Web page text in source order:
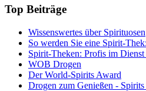
Top Beiträge
Wissenswertes über Spirituosen
So werden Sie eine Spirit-
Spirit-Theken: Profis im Dienst
WOB Drogen
Der World-Spirits Award
Drogen zum Genießen -